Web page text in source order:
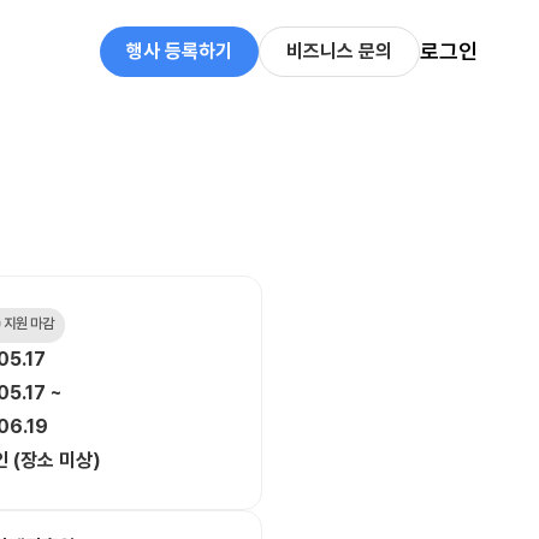
행사 등록하기 비즈니스 문의 로그인
지원 마감
~
(장소 미상)